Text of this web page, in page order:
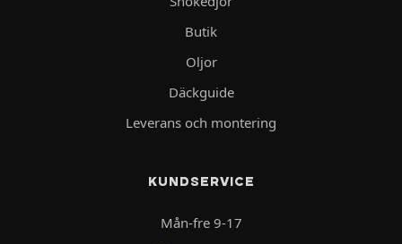
Butik
Oljor
Däckguide
Leverans och montering
KUNDSERVICE
Mån-fre 9-17